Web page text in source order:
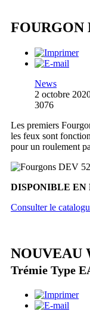
FOURGON
News
2 octobre
3076
Les premiers
les feux sont
pour un roulement
DISPONIBLE EN
Consulter le
NOUVEAU
Trémie Type